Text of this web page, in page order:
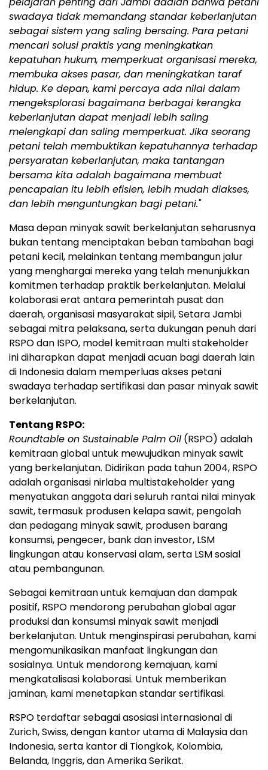
swadaya tidak memandang standar keberlanjutan
sebagai sistem yang saling bersaing. Para petani
mencari solusi praktis yang meningkatkan
kepatuhan hukum, memperkuat organisasi mereka,
membuka akses pasar, dan meningkatkan taraf
hidup. Ke depan, kami percaya ada nilai dalam
mengeksplorasi bagaimana berbagai kerangka
keberlanjutan dapat menjadi lebih saling
melengkapi dan saling memperkuat. Jika seorang
petani telah membuktikan kepatuhannya terhadap
persyaratan keberlanjutan, maka tantangan
bersama kita adalah bagaimana membuat
pencapaian itu lebih efisien, lebih mudah diakses,
dan lebih menguntungkan bagi petani."
Masa depan minyak sawit berkelanjutan seharusnya
bukan tentang menciptakan beban tambahan bagi
petani kecil, melainkan tentang membangun jalur
yang menghargai mereka yang telah menunjukkan
komitmen terhadap praktik berkelanjutan. Melalui
kolaborasi erat antara pemerintah pusat dan
daerah, organisasi masyarakat sipil, Setara Jambi
sebagai mitra pelaksana, serta dukungan penuh dari
RSPO dan ISPO, model kemitraan multi stakeholder
ini diharapkan dapat menjadi acuan bagi daerah lain
di Indonesia dalam memperluas akses petani
swadaya terhadap sertifikasi dan pasar minyak sawit
berkelanjutan.
Tentang RSPO:
Roundtable on Sustainable Palm Oil (RSPO) adalah
kemitraan global untuk mewujudkan minyak sawit
yang berkelanjutan. Didirikan pada tahun 2004, RSPO
adalah organisasi nirlaba multistakeholder yang
menyatukan anggota dari seluruh rantai nilai minyak
sawit, termasuk produsen kelapa sawit, pengolah
dan pedagang minyak sawit, produsen barang
konsumsi, pengecer, bank dan investor, LSM
lingkungan atau konservasi alam, serta LSM sosial
atau pembangunan.
Sebagai kemitraan untuk kemajuan dan dampak
positif, RSPO mendorong perubahan global agar
produksi dan konsumsi minyak sawit menjadi
berkelanjutan. Untuk menginspirasi perubahan, kami
mengomunikasikan manfaat lingkungan dan
sosialnya. Untuk mendorong kemajuan, kami
mengkatalisasi kolaborasi. Untuk memberikan
jaminan, kami menetapkan standar sertifikasi.
RSPO terdaftar sebagai asosiasi internasional di
Zurich, Swiss, dengan kantor utama di Malaysia dan
Indonesia, serta kantor di Tiongkok, Kolombia,
Belanda, Inggris, dan Amerika Serikat.